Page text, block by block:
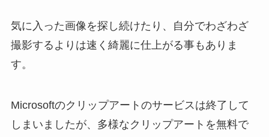
気に入った画像を探し続けたり、自分でわざわざ
撮影するよりは速く綺麗に仕上がる事もありま
す。
Microsoftのクリップアートのサービスは終了して
しまいましたが、多様なクリップアートを無料で